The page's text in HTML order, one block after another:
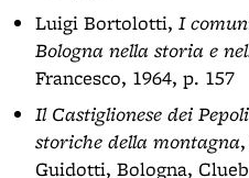
Luigi Bortolotti, I
Bologna nella storia e
Francesco, 1964, p. 157
Il Castiglionese dei
storiche della montagna
Guidotti, Bologna,